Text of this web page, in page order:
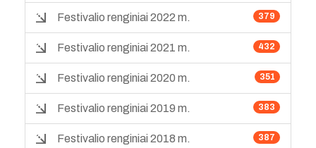
379
Festivalio renginiai 2022 m.
432
Festivalio renginiai 2021 m.
351
Festivalio renginiai 2020 m.
383
Festivalio renginiai 2019 m.
387
Festivalio renginiai 2018 m.